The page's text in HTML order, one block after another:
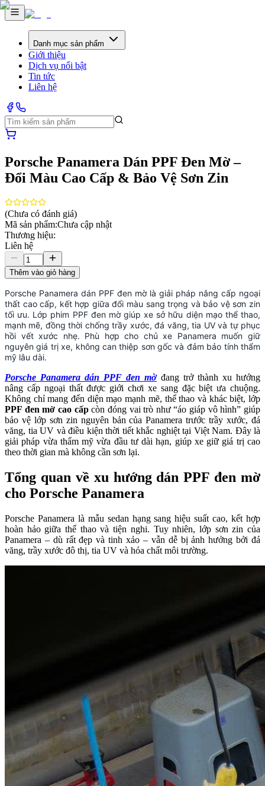
Danh mục sản phẩm
Giới thiệu
Dịch vụ nổi bật
Tin tức
Liên hệ
Porsche Panamera Dán PPF Đen Mờ –
Đổi Màu Cao Cấp & Bảo Vệ Sơn Zin
(Chưa có đánh giá)
Mã sản phẩm:Chưa cập nhật
Thương hiệu:
Liên hệ
Thêm vào giỏ hàng
Porsche Panamera dán PPF đen mờ là giải pháp nâng cấp ngoại
thất cao cấp, kết hợp giữa đổi màu sang trọng và bảo vệ sơn zin
tối ưu. Lớp phim PPF đen mờ giúp xe sở hữu diện mạo thể thao,
mạnh mẽ, đồng thời chống trầy xước, đá văng, tia UV và tự phục
hồi vết xước nhẹ. Phù hợp cho chủ xe Panamera muốn giữ
nguyên giá trị xe, không can thiệp sơn gốc và đảm bảo tính thẩm
mỹ lâu dài.
Porsche Panamera dán PPF đen mờđang trở thành xu hướng
nâng cấp ngoại thất được giới chơi xe sang đặc biệt ưa chuộng.
Không chỉ mang đến diện mạo mạnh mẽ, thể thao và khác biệt, lớp
PPF đen mờ cao cấpcòn đóng vai trò như “áo giáp vô hình” giúp
bảo vệ lớp sơn zin nguyên bản của Panamera trước trầy xước, đá
văng, tia UV và điều kiện thời tiết khắc nghiệt tại Việt Nam. Đây là
giải pháp vừa thẩm mỹ vừa đầu tư dài hạn, giúp xe giữ giá trị cao
theo thời gian mà không cần sơn lại.
Tổng quan về xu hướng dán PPF đen mờ
cho Porsche Panamera
Porsche Panamera là mẫu sedan hạng sang hiệu suất cao, kết hợp
hoàn hảo giữa thể thao và tiện nghi. Tuy nhiên, lớp sơn zin của
Panamera – dù rất đẹp và tinh xảo – vẫn dễ bị ảnh hưởng bởi đá
văng, trầy xước đô thị, tia UV và hóa chất môi trường.